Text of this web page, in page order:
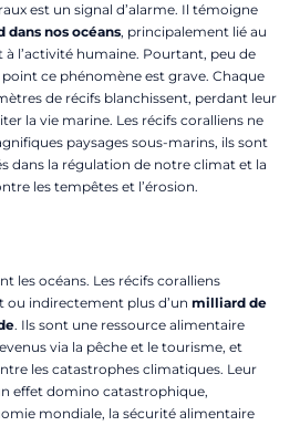
est un signal d’alarme. Il témoigne
nos océans, principalement lié au
l’activité humaine. Pourtant, peu de
ce phénomène est grave. Chaque
de récifs blanchissent, perdant leur
la vie marine. Les récifs coralliens ne
paysages sous-marins, ils sont
dans la régulation de notre climat et la
les tempêtes et l’érosion.
les océans. Les récifs coralliens
indirectement plus d’un milliard de
. Ils sont une ressource alimentaire
via la pêche et le tourisme, et
les catastrophes climatiques. Leur
effet domino catastrophique,
mondiale, la sécurité alimentaire